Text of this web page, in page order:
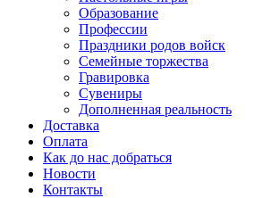
Образование
Профессии
Праздники родов войск
Семейные торжества
Гравировка
Сувениры
Дополненная реальность
Доставка
Оплата
Как до нас добраться
Новости
Контакты